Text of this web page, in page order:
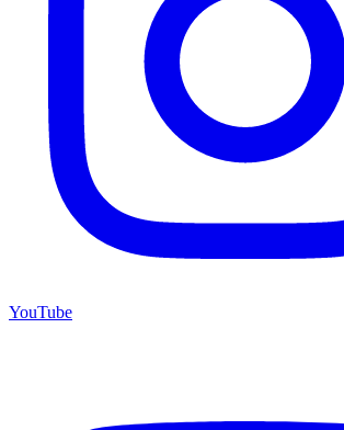
YouTube